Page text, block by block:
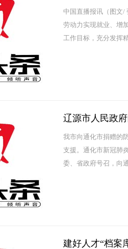
中国直播报讯（图文/
劳动力实现就业、增
工作目标，充分发挥
辽源市人民政
我市向通化市捐赠的
支援。通化市新冠肺
委、省政府号召，向
建好人才“档案